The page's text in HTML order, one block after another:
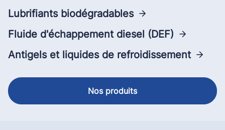
Lubrifiants biodégradables
Fluide d'échappement diesel (DEF)
Antigels et liquides de refroidissement
Nos produits